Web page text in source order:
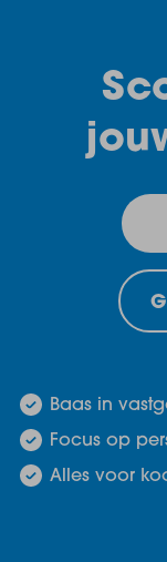
Baas in
Focus op
Alles voor